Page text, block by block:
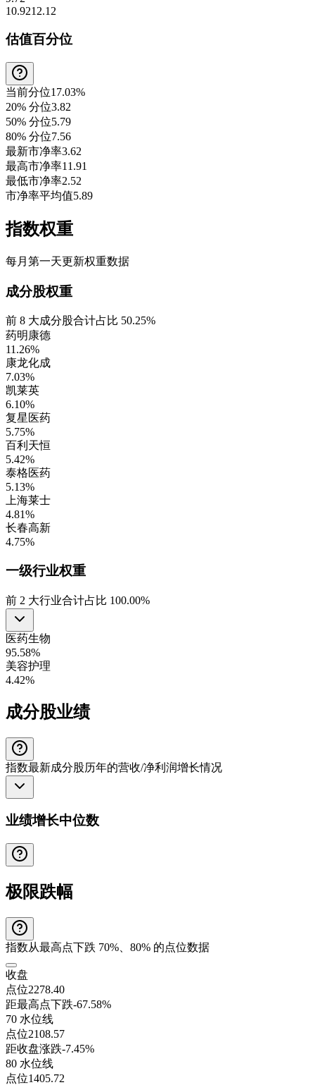
10.9212.12
估值百分位
当前分位17.03%
20% 分位3.82
50% 分位5.79
80% 分位7.56
最新市净率3.62
最高市净率11.91
最低市净率2.52
市净率平均值5.89
指数权重
每月第一天更新权重数据
成分股权重
前 8 大成分股合计占比 50.25%
药明康德
11.26%
康龙化成
7.03%
凯莱英
6.10%
复星医药
5.75%
百利天恒
5.42%
泰格医药
5.13%
上海莱士
4.81%
长春高新
4.75%
一级行业权重
前 2 大行业合计占比 100.00%
医药生物
95.58%
美容护理
4.42%
成分股业绩
指数最新成分股历年的营收/净利润增长情况
业绩增长中位数
极限跌幅
指数从最高点下跌 70%、80% 的点位数据
收盘
点位2278.40
距最高点下跌-67.58%
70 水位线
点位2108.57
距收盘涨跌-7.45%
80 水位线
点位1405.72